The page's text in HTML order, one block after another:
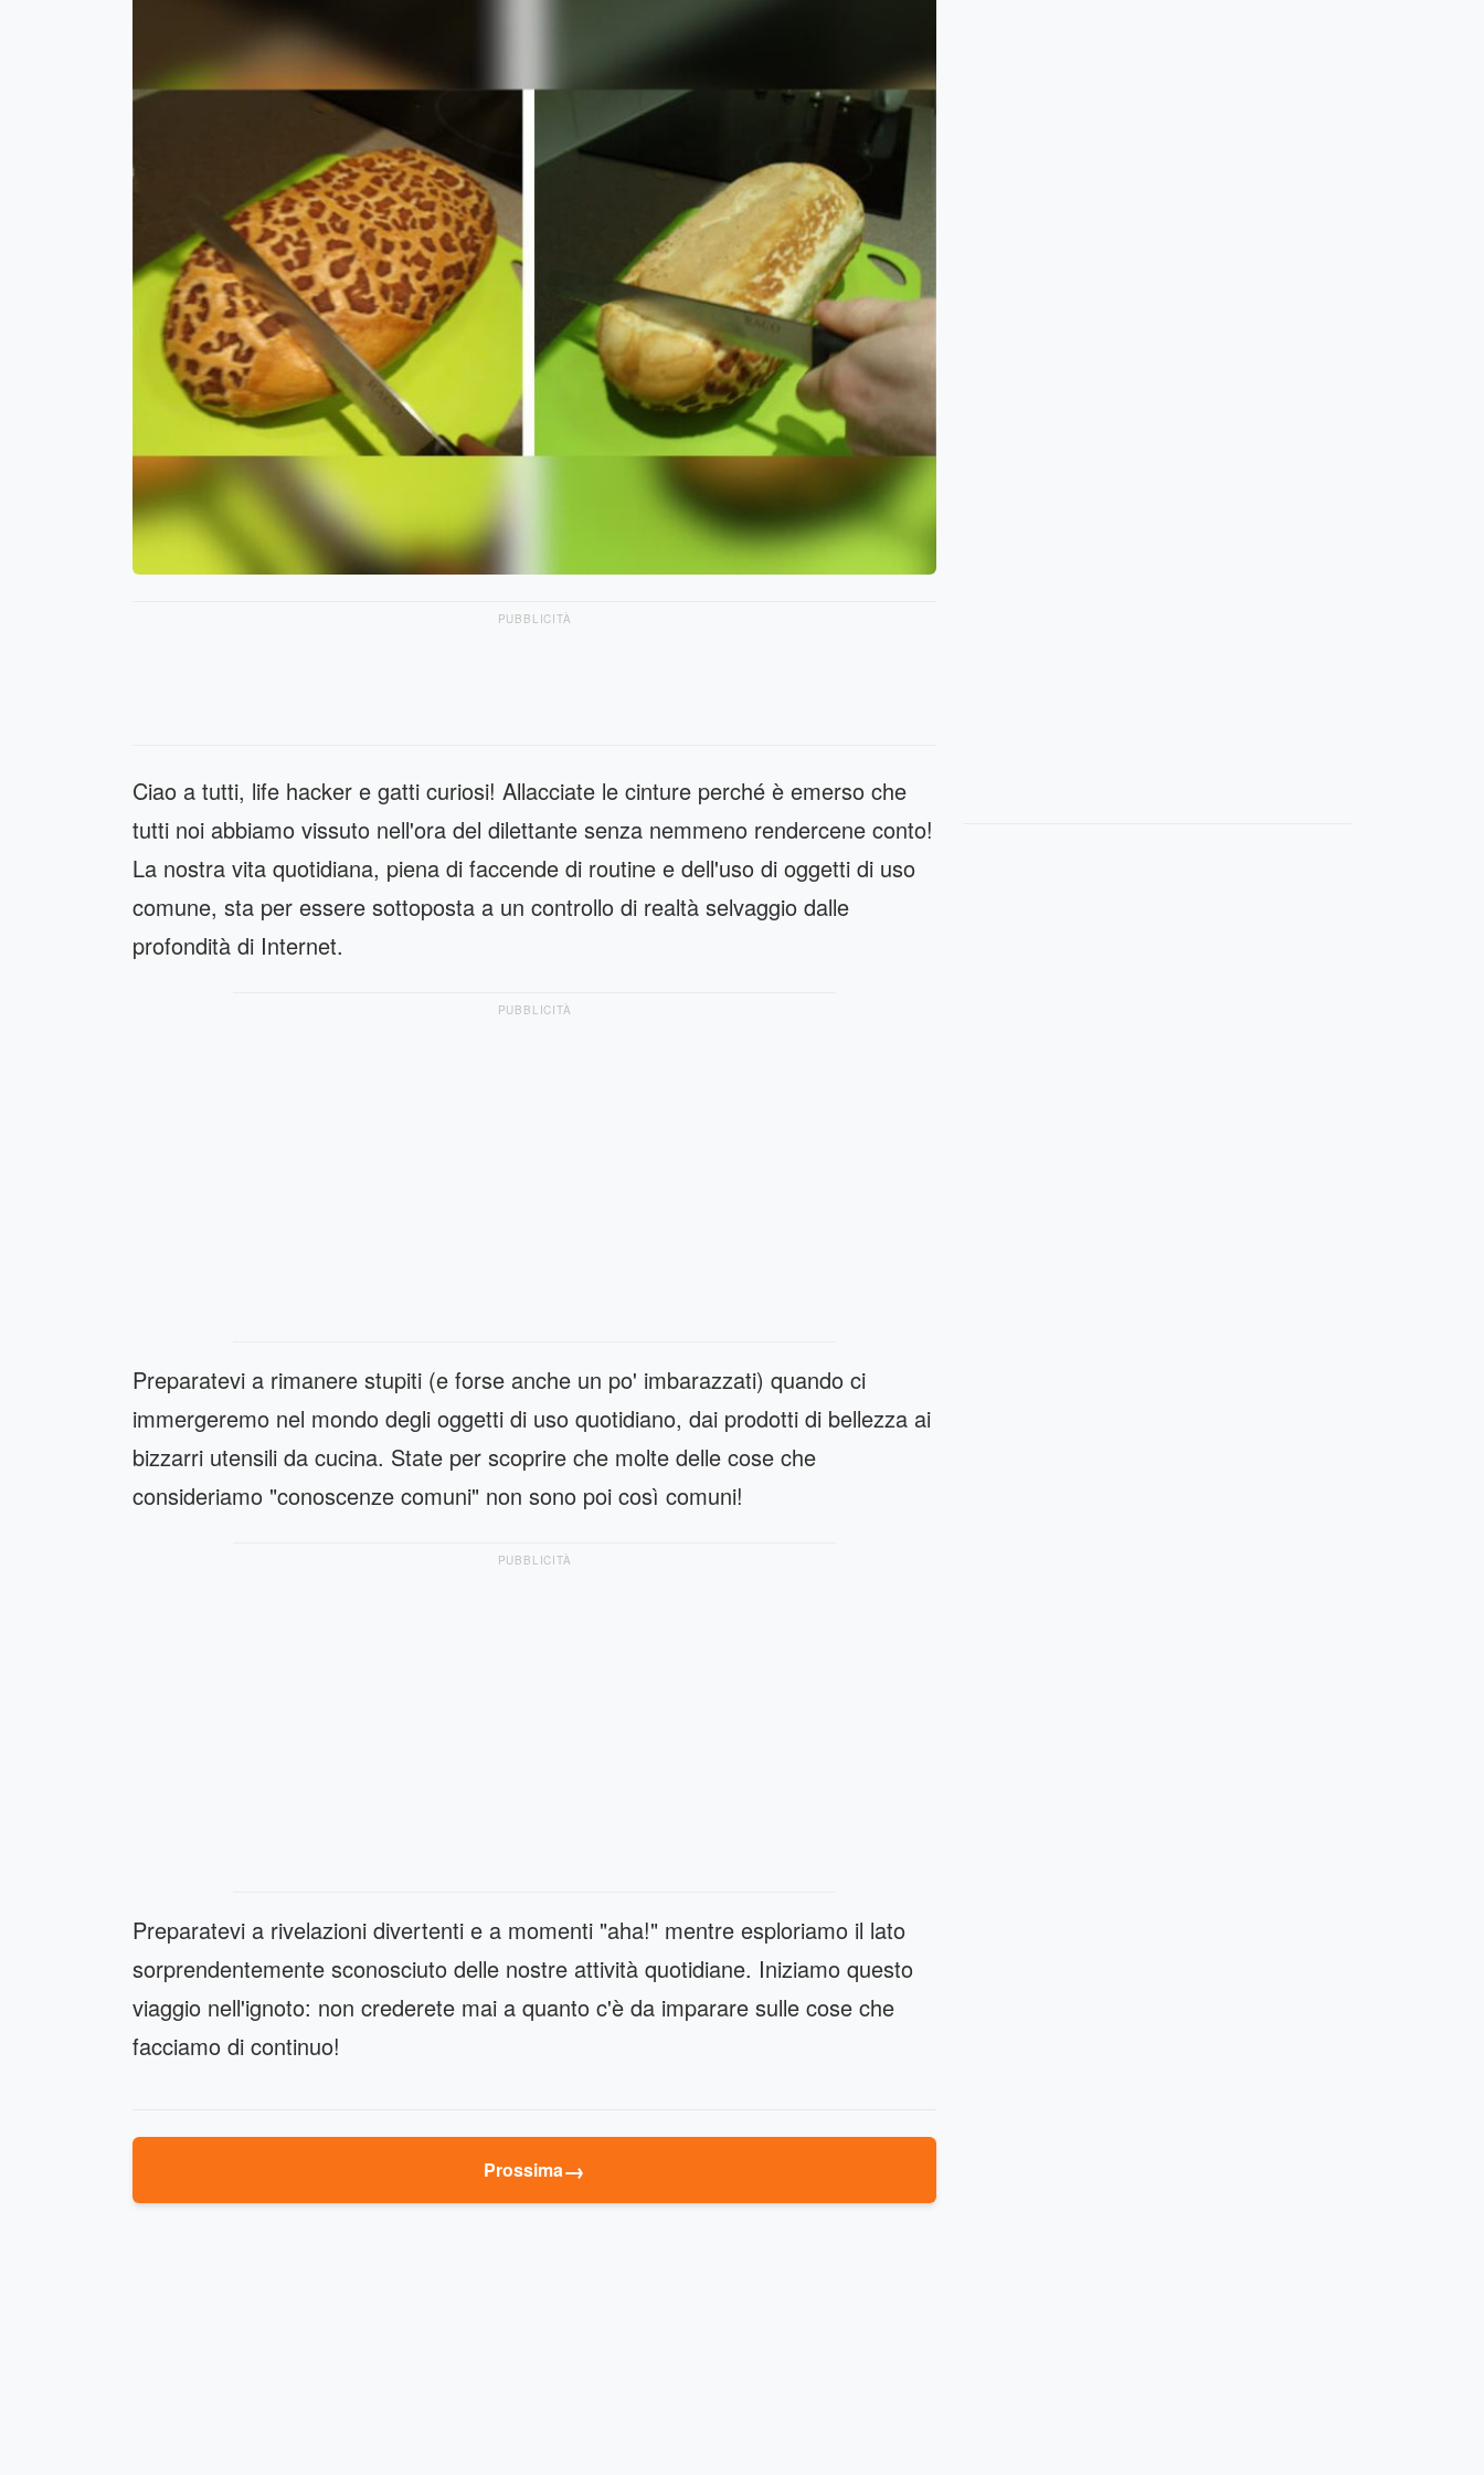
PUBBLICITÀ
Ciao a tutti, life hacker e gatti curiosi! Allacciate le cinture perché è emerso che
tutti noi abbiamo vissuto nell'ora del dilettante senza nemmeno rendercene conto!
La nostra vita quotidiana, piena di faccende di routine e dell'uso di oggetti di uso
comune, sta per essere sottoposta a un controllo di realtà selvaggio dalle
profondità di Internet.
PUBBLICITÀ
Preparatevi a rimanere stupiti (e forse anche un po' imbarazzati) quando ci
immergeremo nel mondo degli oggetti di uso quotidiano, dai prodotti di bellezza ai
bizzarri utensili da cucina. State per scoprire che molte delle cose che
consideriamo "conoscenze comuni" non sono poi così comuni!
PUBBLICITÀ
Preparatevi a rivelazioni divertenti e a momenti "aha!" mentre esploriamo il lato
sorprendentemente sconosciuto delle nostre attività quotidiane. Iniziamo questo
viaggio nell'ignoto: non crederete mai a quanto c'è da imparare sulle cose che
facciamo di continuo!
Prossima→